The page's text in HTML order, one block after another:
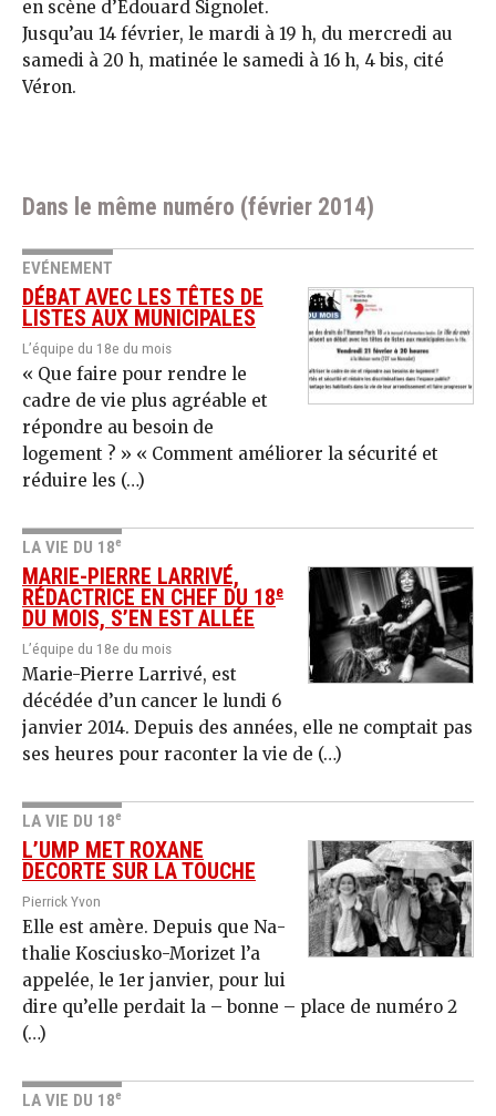
en scène d’Edouard Signolet.
Jusqu’au 14 février, le mardi à 19 h, du mercredi au
samedi à 20 h, matinée le samedi à 16 h, 4 bis, cité
Véron.
Dans le même numéro (février 2014)
EVÉNEMENT
DÉBAT AVEC LES TÊTES DE
LISTES AUX MUNICIPALES
L’équipe du 18e du mois
« Que faire pour rendre le
cadre de vie plus agréable et
répondre au besoin de
logement ? » « Comment améliorer la sécurité et
réduire les (…)
LA VIE DU 18e
MARIE-PIERRE LARRIVÉ,
RÉDACTRICE EN CHEF DU 18e
DU MOIS, S’EN EST ALLÉE
L’équipe du 18e du mois
Marie-Pierre Larrivé, est
décédée d’un cancer le lundi 6
janvier 2014. Depuis des années, elle ne comptait pas
ses heures pour raconter la vie de (…)
LA VIE DU 18e
L’UMP MET ROXANE
DECORTE SUR LA TOUCHE
Pierrick Yvon
Elle est amère. Depuis que Na­
thalie Kosciusko-Morizet l’a
appelée, le 1er janvier, pour lui
dire qu’elle perdait la – bonne – place de numéro 2
(…)
LA VIE DU 18e